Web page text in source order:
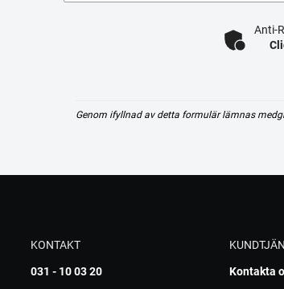
Anti-
Genom ifyllnad av detta formulär lämnas
KONTAKT
031 - 10 03 20
Kontakta